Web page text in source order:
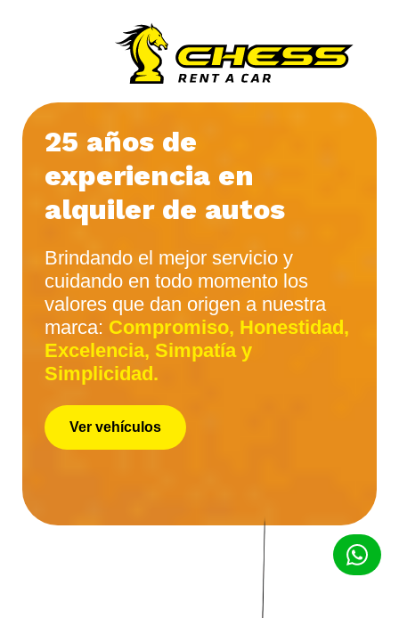
25 años de
experiencia en
alquiler de autos
Brindando el mejor servicio y
cuidando en todo momento los
valores que dan origen a nuestra
marca: Compromiso, Honestidad,
Excelencia, Simpatía y
Simplicidad.
Ver vehículos